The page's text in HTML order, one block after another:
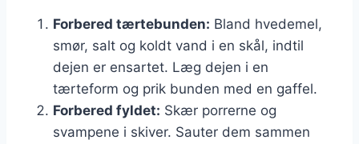
Forbered tærtebunden: Bland hvedemel,
smør, salt og koldt vand i en skål, indtil
dejen er ensartet. Læg dejen i en
tærteform og prik bunden med en gaffel.
Forbered fyldet: Skær porrerne og
svampene i skiver. Sauter dem sammen